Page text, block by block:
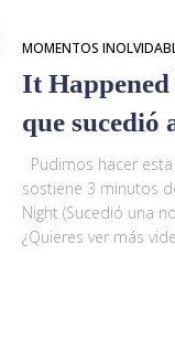
MOMENTOS
It Happened
que sucedió
Pudimos hacer
sostiene 3 minutos
Night (Sucedió una
¿Quieres ver más